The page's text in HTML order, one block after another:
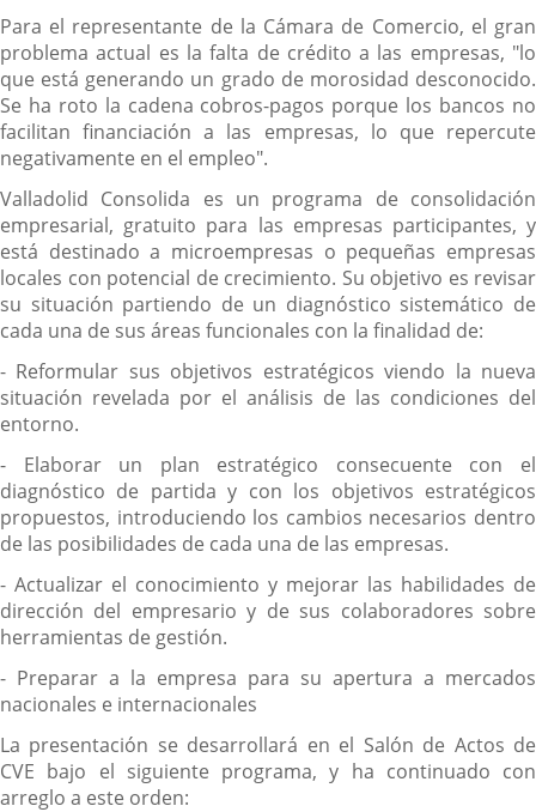
Para el representante de la Cámara de Comercio, el gran
problema actual es la falta de crédito a las empresas, "lo
que está generando un grado de morosidad desconocido.
Se ha roto la cadena cobros-pagos porque los bancos no
facilitan financiación a las empresas, lo que repercute
negativamente en el empleo".
Valladolid Consolida es un programa de consolidación
empresarial, gratuito para las empresas participantes, y
está destinado a microempresas o pequeñas empresas
locales con potencial de crecimiento. Su objetivo es revisar
su situación partiendo de un diagnóstico sistemático de
cada una de sus áreas funcionales con la finalidad de:
- Reformular sus objetivos estratégicos viendo la nueva
situación revelada por el análisis de las condiciones del
entorno.
- Elaborar un plan estratégico consecuente con el
diagnóstico de partida y con los objetivos estratégicos
propuestos, introduciendo los cambios necesarios dentro
de las posibilidades de cada una de las empresas.
- Actualizar el conocimiento y mejorar las habilidades de
dirección del empresario y de sus colaboradores sobre
herramientas de gestión.
- Preparar a la empresa para su apertura a mercados
nacionales e internacionales
La presentación se desarrollará en el Salón de Actos de
CVE bajo el siguiente programa, y ha continuado con
arreglo a este orden: